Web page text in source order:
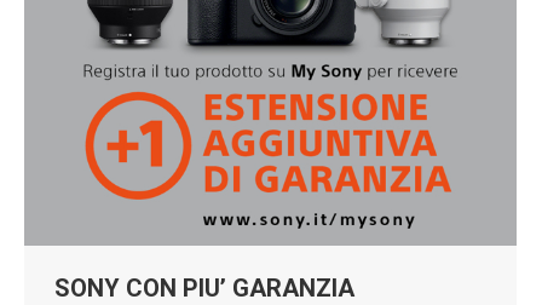
SONY CON PIU’ GARANZIA